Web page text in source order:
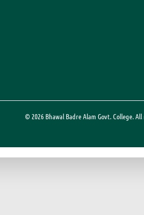
© 2026 Bhawal Badre Alam Govt. College.